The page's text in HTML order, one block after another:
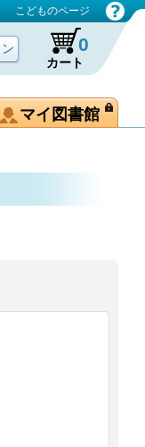
こどものページ
カート
0
マイ図書館